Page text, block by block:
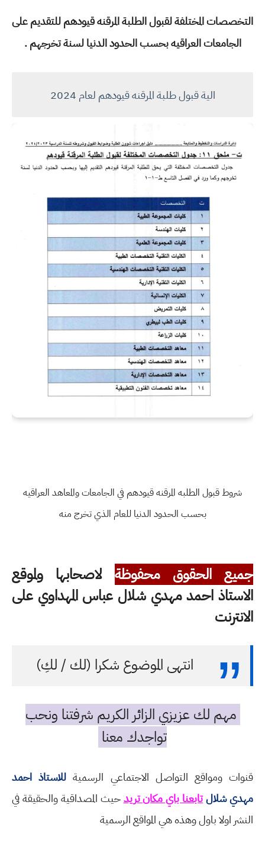
التخصصات المختلفة لقبول الطلبة المرقنه قيودهم للتقديم على
الجامعات العراقيه بحسب الحدود الدنيا لسنة تخرجهم .
الية قبول طلبة المرقنه قيودهم لعام 2024
شروط قبول الطلبه المرقنه قيودهم في الجامعات والمعاهد العراقيه
بحسب الحدود الدنيا للعام الذي تخرج منه
جميع الحقوق محفوظة لاصحابها ولموقع
الاستاذ احمد مهدي شلال عباس المهداوي على
الانترنت
انتهى الموضوع شكرا (لك / لكِ)
مهم لك عزيزي الزائر الكريم شرفتنا ونحب
تواجدك معنا
قنوات ومواقع التواصل الاجتماعي الرسمية للاستاذ احمد
مهدي شلالتابعنا باي مكان تريدحيث المصداقية والحقيقة في
النشر اولا باول وهذه هي المواقع الرسمية